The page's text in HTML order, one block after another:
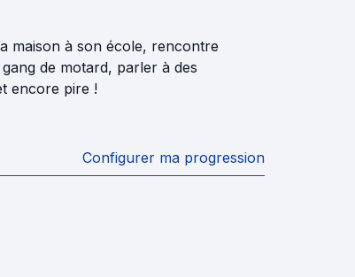
maison à son école, rencontre
de motard, parler à des
encore pire !
Configurer ma progression